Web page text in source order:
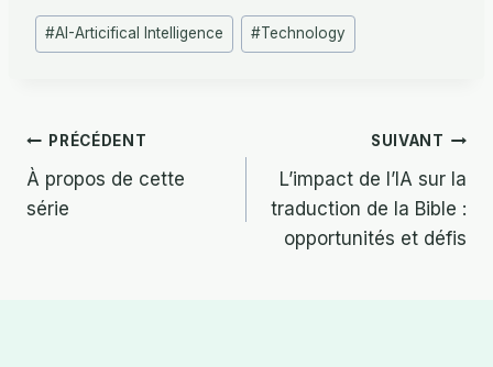
Post
Tags:
#AI-Articifical Intelligence #Technology
Navigation
de
PRÉCÉDENT
À propos de cette
série
SUIVANT
L’impact de l’IA sur la
traduction de la Bible :
opportunités et défis